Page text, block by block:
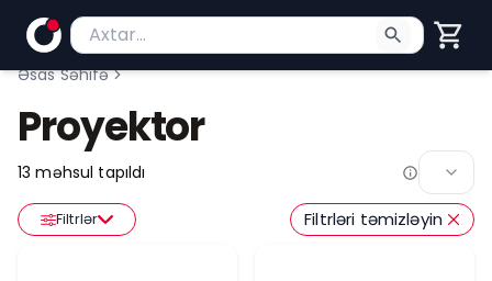
Məhsul axtar
Axtarış üçün ən azı 2 simvol yazın. Göndərmək
Əsas Səhifə
Proyektor
13 məhsul tapıldı
Filtrlər Filtrləri təmizləyin